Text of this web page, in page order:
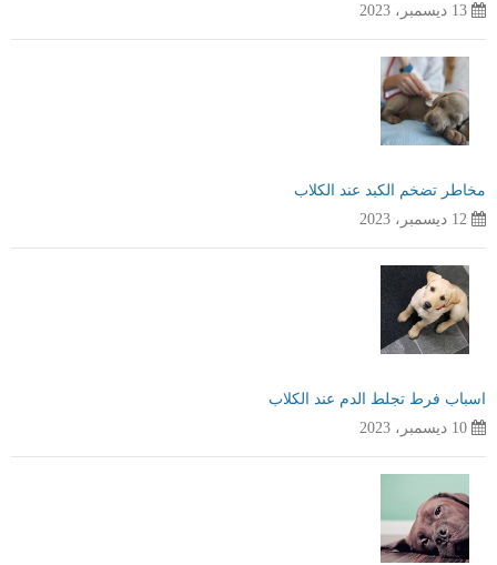
13 ديسمبر، 2023
مخاطر تضخم الكبد عند الكلاب
12 ديسمبر، 2023
اسباب فرط تجلط الدم عند الكلاب
10 ديسمبر، 2023